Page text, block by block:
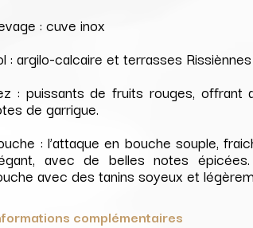
: cuve inox
: argilo-calcaire et terrasses Rissiènnes
: puissants de fruits rouges, offrant
de garrigue.
: l’attaque en bouche souple,
avec de belles notes
avec des tanins soyeux et
complémentaires